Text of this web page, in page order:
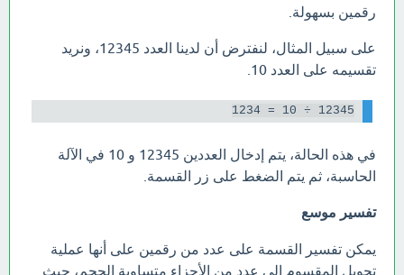
رقمين بسهولة.
على سبيل المثال، لنفترض أن لدينا العدد 12345، ونريد
تقسيمه على العدد 10.
12345 ÷ 10 = 1234
في هذه الحالة، يتم إدخال العددين 12345 و 10 في الآلة
الحاسبة، ثم يتم الضغط على زر القسمة.
تفسير موسع
يمكن تفسير القسمة على عدد من رقمين على أنها عملية
تحويل المقسوم إلى عدد من الأجزاء متساوية الحجم، حيث